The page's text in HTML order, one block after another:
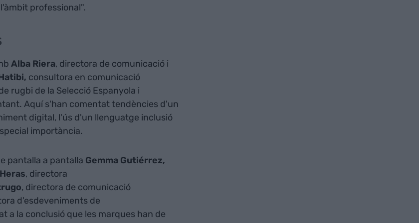
professional".
Alba Riera, directora de comunicació i
consultora en comunicació
rugbi de la Selecció Espanyola i
Aquí s'han comentat tendències d'un
digital, l'ús d'un llenguatge inclusió
importància.
pantalla a pantalla Gemma Gutiérrez,
, directora
, directora de comunicació
d'esdeveniments de
a la conclusió que les marques han de